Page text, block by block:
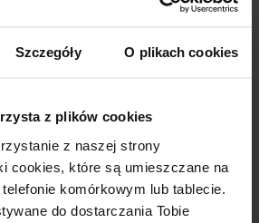
Szczegóły O plikach cookies
z plików cookies
z naszej strony
cookies, które są umieszczane na
komórkowym lub tablecie.
do dostarczania Tobie
operacji – poznaj
grupie Diagnostyka Consilio.
cały artykuł
: